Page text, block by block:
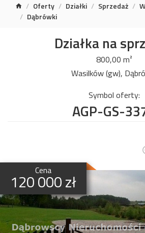
Oferty Działki Sprzedaż
Dąbrówki
Działka na
800,00 m²
Wasilków (gw),
Symbol oferty:
AGP-GS-
Cena
120 000 zł